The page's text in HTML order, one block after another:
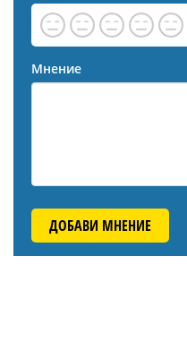
Мнение
ДОБАВИ МНЕНИЕ